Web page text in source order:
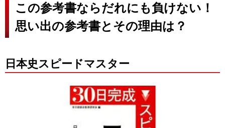
この参考書ならだれにも負けない！
思い出の参考書とその理由は？
日本史スピードマスター